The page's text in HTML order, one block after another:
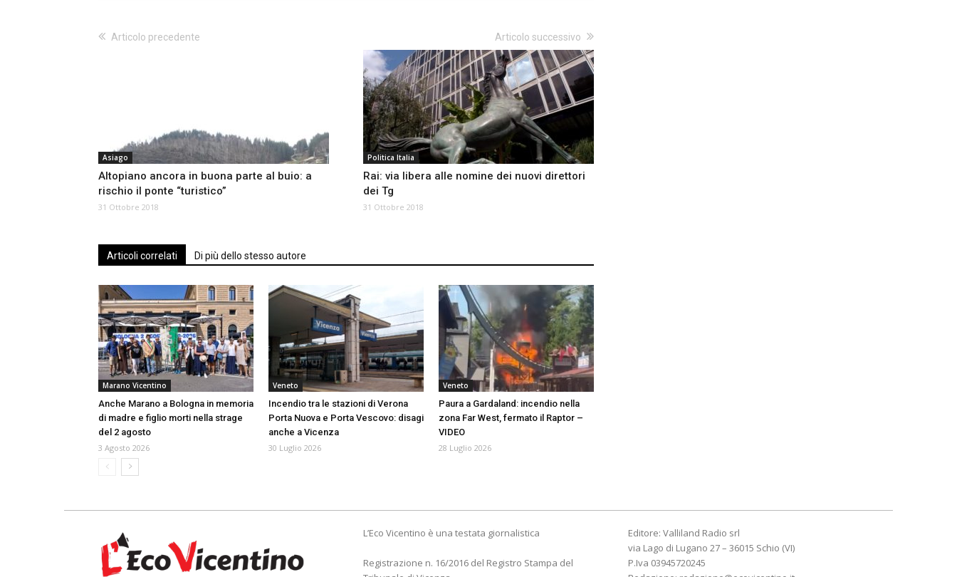
Articolo precedente
Asiago
Altopiano ancora in buona parte al buio: a
rischio il ponte “turistico”
31 Ottobre 2018
Articolo successivo
Politica Italia
Rai: via libera alle nomine dei nuovi direttori
dei Tg
31 Ottobre 2018
Articoli correlati Di più dello stesso autore
Marano Vicentino
Anche Marano a Bologna in memoria
di madre e figlio morti nella strage
del 2 agosto
3 Agosto 2026
Veneto
Incendio tra le stazioni di Verona
Porta Nuova e Porta Vescovo: disagi
anche a Vicenza
30 Luglio 2026
Veneto
Paura a Gardaland: incendio nella
zona Far West, fermato il Raptor –
VIDEO
28 Luglio 2026
L’Eco Vicentino è una testata giornalistica
Registrazione n. 16/2016 del Registro Stampa del
Editore: Valliland Radio srl
via Lago di Lugano 27 – 36015 Schio (VI)
P.Iva 03945720245